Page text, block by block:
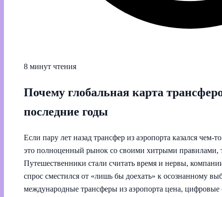
8 минут чтения
Почему глобальная карта
последние годы
Если пару лет назад трансфер из аэропорта казался
это полноценный рынок со своими хитрыми правилами,
Путешественники стали считать время и нервы,
спрос сместился от «лишь бы доехать» к осознанному
международные трансферы из аэропорта цена, цифровые